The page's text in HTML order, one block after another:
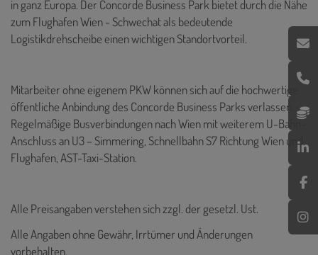
in ganz Europa. Der Concorde Business Park bietet durch die Nähe
zum Flughafen Wien - Schwechat als bedeutende
Logistikdrehscheibe einen wichtigen Standortvorteil.
Mitarbeiter ohne eigenem PKW können sich auf die hochwertige
öffentliche Anbindung des Concorde Business Parks verlassen.
Regelmäßige Busverbindungen nach Wien mit weiterem U-Bahn-
Anschluss an U3 – Simmering, Schnellbahn S7 Richtung Wien und
Flughafen, AST-Taxi-Station.
Alle Preisangaben verstehen sich zzgl. der gesetzl. Ust.
Alle Angaben ohne Gewähr, Irrtümer und Änderungen
vorbehalten.